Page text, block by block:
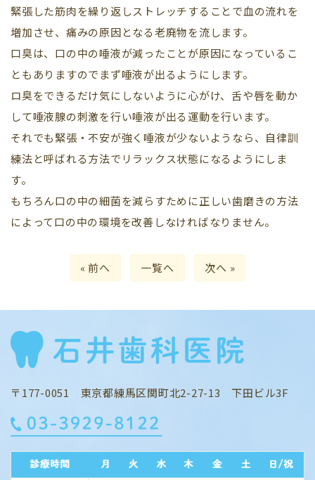
緊張した筋肉を繰り返しストレッチすることで血の流れを
増加させ、痛みの原因となる老廃物を流します。
口臭は、口の中の唾液が減ったことが原因になっているこ
ともありますのでまず唾液が出るようにします。
ロ臭をできるだけ気にしないように心がけ、舌や唇を動か
して唾液腺の刺激を行い唾液が出る運動を行います。
それでも緊張・不安が強く唾液が少ないようなら、自律訓
練法と呼ばれる方法でリラックス状態になるようにしま
す。
もちろん口の中の細菌を減らすために正しい歯磨きの方法
によって口の中の環境を改善しなければなりません。
« 前へ 一覧へ 次へ »
〒177-0051 東京都練馬区関町北2-27-13 下田ビル3F